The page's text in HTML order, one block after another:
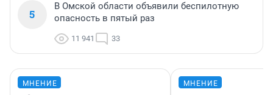
5
В Омской области объявили беспилотную
опасность в пятый раз
11 941 33
МНЕНИЕ МНЕНИЕ